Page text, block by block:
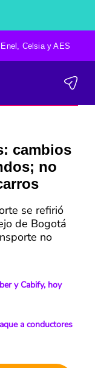
Enel, Celsia y AES
cambios
no
se refirió
de Bogotá
no
y Cabify, hoy
a conductores